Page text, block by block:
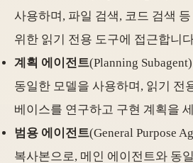
사용하며, 파일 검색, 코드 검색
위한 읽기 전용 도구에 접근합니
계획 에이전트(Planning
동일한 모델을 사용하며, 읽기 전
베이스를 연구하고 구현 계획을
범용 에이전트(General Purpose
복사본으로, 메인 에이전트와 동